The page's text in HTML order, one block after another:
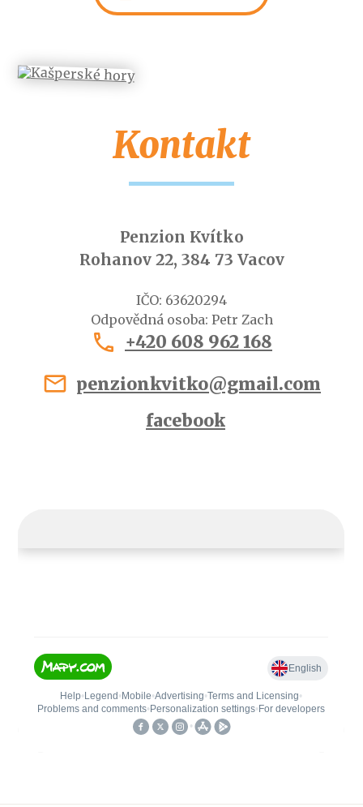
Kontakt
Penzion Kvítko
Rohanov 22, 384 73 Vacov
IČO: 63620294
Odpovědná osoba: Petr Zach
phone +420 608 962 168
mail penzionkvitko@gmail.com
facebook